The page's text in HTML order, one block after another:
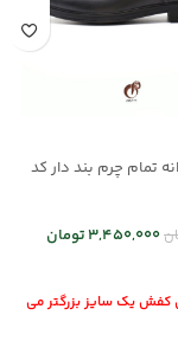
تمام چرم بند دار کد
3,450,000تومان
کفش یک سایز بزرگتر می